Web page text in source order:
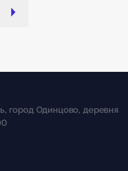
город Одинцово, деревня